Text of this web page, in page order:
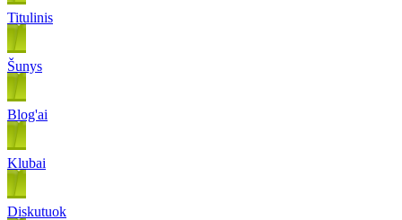
Titulinis
Šunys
Blog'ai
Klubai
Diskutuok